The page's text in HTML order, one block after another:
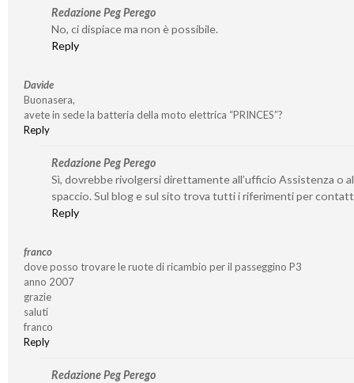
Redazione Peg Perego
No, ci dispiace ma non è possibile.
Reply
Davide
Buonasera,
avete in sede la batteria della moto elettrica “PRINCES”?
Reply
Redazione Peg Perego
Sì, dovrebbe rivolgersi direttamente all’ufficio Assistenza o
spaccio. Sul blog e sul sito trova tutti i riferimenti per
Reply
franco
dove posso trovare le ruote di ricambio per il passeggino P3
anno 2007
grazie
saluti
franco
Reply
Redazione Peg Perego